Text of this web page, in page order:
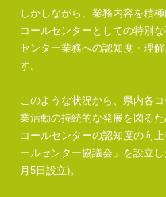
しかしながら、業務内容を積
コールセンターとしての特別
センター業務への認知度・理
す。
このような状況から、県内各
業活動の持続的な発展を図るた
コールセンターの認知度の向
ールセンター協議会」を設立
月5日設立)。